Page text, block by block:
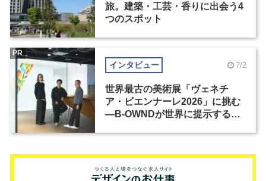
旅。建築・工芸・香りに出会う4
つのスポット
インタビュー 7/2
世界最古の美術展「ヴェネチ
ア・ビエンナーレ2026」に挑む
―B-OWNDが世界に提示する美
PR